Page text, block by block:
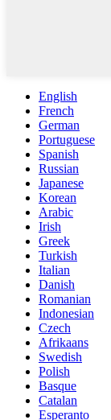
English
French
German
Portuguese
Spanish
Russian
Japanese
Korean
Arabic
Irish
Greek
Turkish
Italian
Danish
Romanian
Indonesian
Czech
Afrikaans
Swedish
Polish
Basque
Catalan
Esperanto